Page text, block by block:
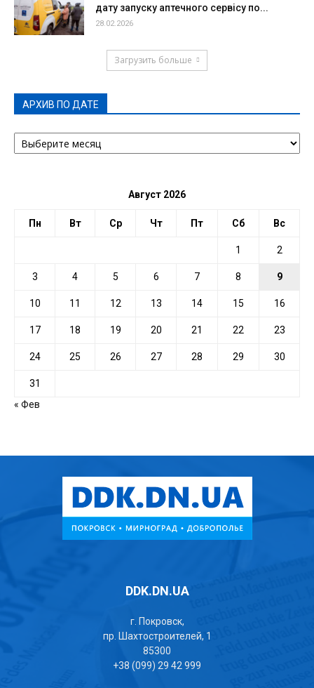
дату запуску аптечного сервісу по...
28.02.2026
Загрузить больше
АРХИВ ПО ДАТЕ
АРХИВ
ПО
Август 2026
Пн Вт Ср Чт Пт Сб Вс
1 2
3 4 5 6 7 8 9
10 11 12 13 14 15 16
17 18 19 20 21 22 23
24 25 26 27 28 29 30
31
« Фев
DDK.DN.UA
г. Покровск,
пр. Шахтостроителей, 1
85300
+38 (099) 29 42 999